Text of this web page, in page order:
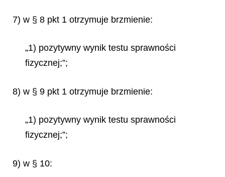
7) w § 8 pkt 1 otrzymuje brzmienie:
„1) pozytywny wynik testu sprawności
fizycznej;”;
8) w § 9 pkt 1 otrzymuje brzmienie:
„1) pozytywny wynik testu sprawności
fizycznej;”;
9) w § 10: